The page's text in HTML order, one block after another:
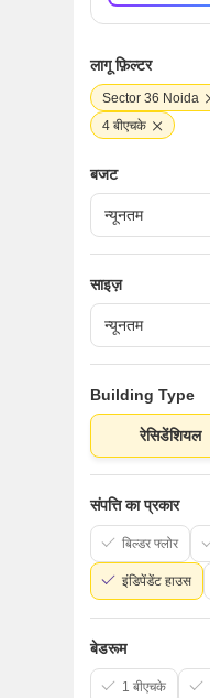
लागू फ़िल्टर
Sector 36 Noida
4 बीएचके
बजट
साइज़
Building Type
रेसिडेंशियल
संपत्ति का प्रकार
बिल्डर फ्लोर
इंडिपेंडेंट हाउस
बेडरूम
1 बीएचके